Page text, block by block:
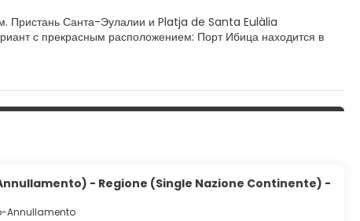
Пристань Санта-Эулалии и Platja de Santa Eulàlia
с прекрасным расположением: Порт Ибица находится в
месте.
телевизоры. Отдельные меблированные балконы.
La Cala, или в буфет. Проведите отличный вечер в баре/
- Regione (Single Nazione Continente) -
Annullamento